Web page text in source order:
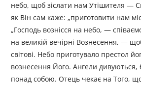
небо, щоб зіслати нам Утішителя —
як Він сам каже: „приготовити нам
„Господь вознісся на небо, —
на великій вечірні Вознесення, —
світові. Небо приготувало престол
вознесення Його. Ангели дивуються,
понад собою. Отець чекає на Того, що